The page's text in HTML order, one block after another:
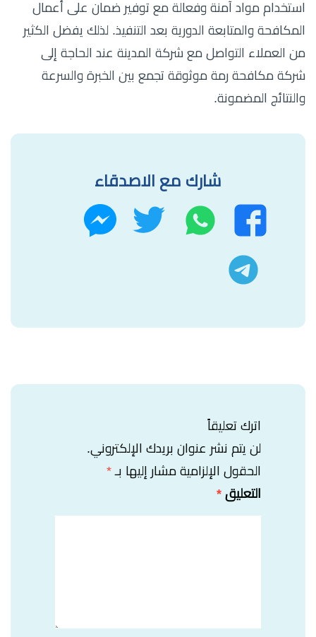
استخدام مواد آمنة وفعالة مع توفير ضمان على أعمال
المكافحة والمتابعة الدورية بعد التنفيذ. لذلك يفضل الكثير
من العملاء التواصل مع شركة المدينة عند الحاجة إلى
شركة مكافحة رمة موثوقة تجمع بين الخبرة والسرعة
والنتائج المضمونة.
شارك مع الاصدقاء
فيسبوك
واتساب تويتر
اترك تعليقاً
لن يتم نشر عنوان بريدك الإلكتروني.
الحقول الإلزامية مشار إليها بـ *
التعليق *